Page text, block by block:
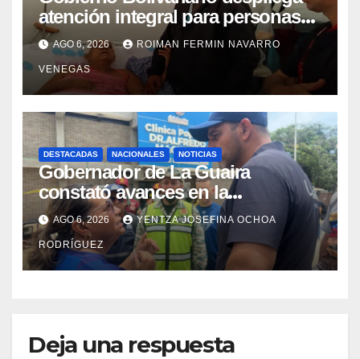
atención integral para personas
con discapacidad en
campamentos de La Guaira
AGO 6, 2026 ROIMAN FERMIN NAVARRO
VENEGAS
DESTACADAS NACIONALES NOTICIAS
Gobernador de La Guaira
constató avances en la
rehabilitación del Hospitalito de
Catia la Mar
AGO 6, 2026 YENTZA JOSEFINA OCHOA
RODRÍGUEZ
Deja una respuesta